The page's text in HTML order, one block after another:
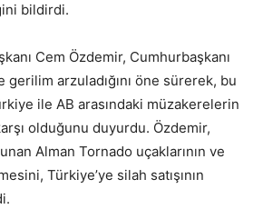
bildirdi.
Cem Özdemir, Cumhurbaşkanı
gerilim arzuladığını öne sürerek, bu
ile AB arasındaki müzakerelerin
olduğunu duyurdu. Özdemir,
Alman Tornado uçaklarının ve
Türkiye’ye silah satışının